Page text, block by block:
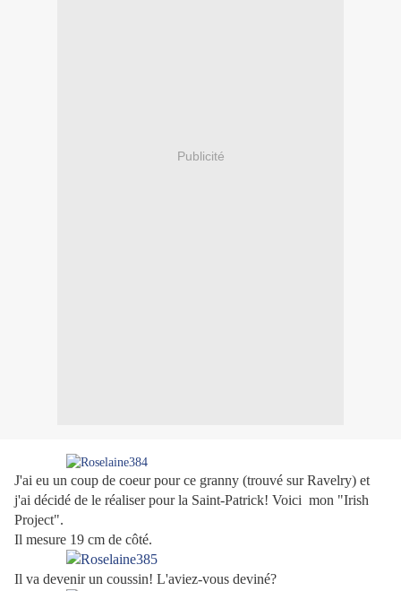
Publicité
J'ai eu un coup de coeur pour ce granny (trouvé sur Ravelry) et
j'ai décidé de le réaliser pour la Saint-Patrick! Voici mon "Irish
Project".
Il mesure 19 cm de côté.
Il va devenir un coussin! L'aviez-vous deviné?